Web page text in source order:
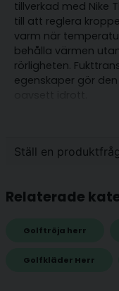
tillverkad med Nike
till att reglera
varm när
behålla värmen
rörligheten.
egenskaper gör
Gör som proffsen
Passform:
Nike Therma-
Ställ en
Fråga oss något
name
Namn
Relaterade
Golftröja herr
Golfkläder Herr